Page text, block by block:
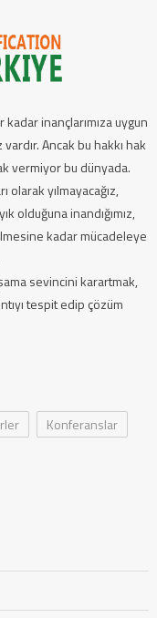
inançlarımıza uygun
Ancak bu hakkı hak
vermiyor bu dünyada.
olarak yılmayacağız,
olduğuna inandığımız,
kadar mücadeleye
sevincini karartmak,
tespit edip çözüm
Konferanslar